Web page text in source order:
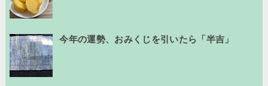
今年の運勢、おみくじを引いたら「半吉」